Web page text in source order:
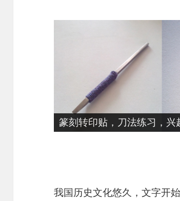
篆刻转印贴，刀法练习，兴
我国历史文化悠久，文字开